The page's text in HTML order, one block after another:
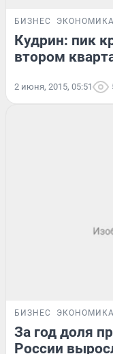
БИЗНЕС ЭКОНОМИКА
Кудрин: пик
втором
2 июня, 2015, 05:51
БИЗНЕС ЭКОНОМИКА
За год доля
России